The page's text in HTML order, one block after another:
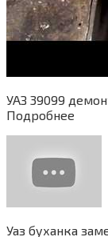
УАЗ 39099
Подробнее
Уаз буханка